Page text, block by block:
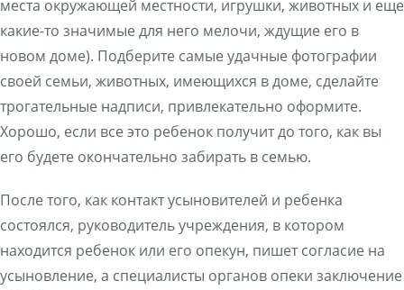
места окружающей местности, игрушки, животных и еще
какие-то значимые для него мелочи, ждущие его в
новом доме). Подберите самые удачные фотографии
своей семьи, животных, имеющихся в доме, сделайте
трогательные надписи, привлекательно оформите.
Хорошо, если все это ребенок получит до того, как вы
его будете окончательно забирать в семью.
После того, как контакт усыновителей и ребенка
состоялся, руководитель учреждения, в котором
находится ребенок или его опекун, пишет согласие на
усыновление, а специалисты органов опеки заключение